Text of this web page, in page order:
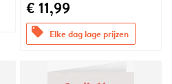
€ 11,99
offers Elke dag lage prijzen